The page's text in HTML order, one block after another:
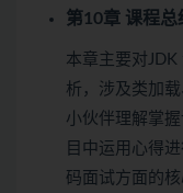
第10章 课程总
本章主要对
析，涉及类加
小伙伴理解掌
目中运用心得
码面试方面的